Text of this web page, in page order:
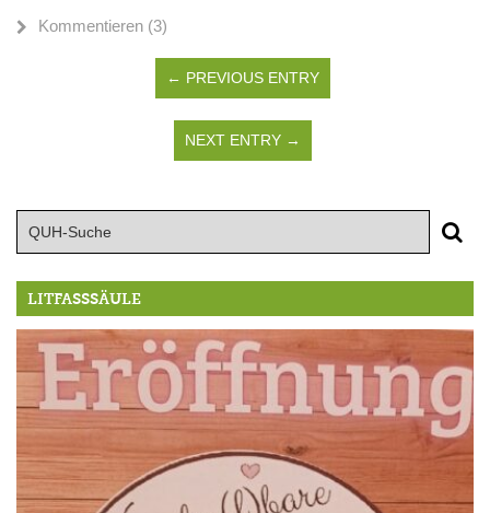
Kommentieren (3)
← PREVIOUS ENTRY
NEXT ENTRY →
LITFASSSÄULE